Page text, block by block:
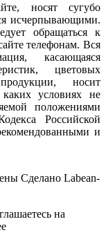
носят сугубо
исчерпывающими.
обращаться к
телефонам. Вся
касающаяся
цветовых
носит
условиях не
положениями
Российской
и
Сделано Labean-
на